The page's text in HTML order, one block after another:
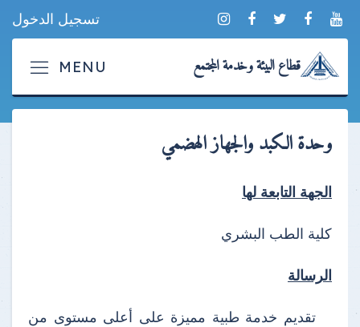
تسجيل الدخول
قطاع البيئة وخدمة المجتمع
وحدة الكبد والجهاز الهضمي
الجهة التابعة لها
كلية الطب البشري
الرسالة
تقديم خدمة طبية مميزة على أعلى مستوى من